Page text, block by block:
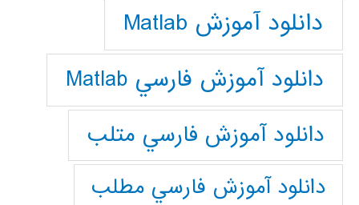
دانلود آموزش Matlab
دانلود آموزش فارسي Matlab
دانلود آموزش فارسي متلب
دانلود آموزش فارسي مطلب